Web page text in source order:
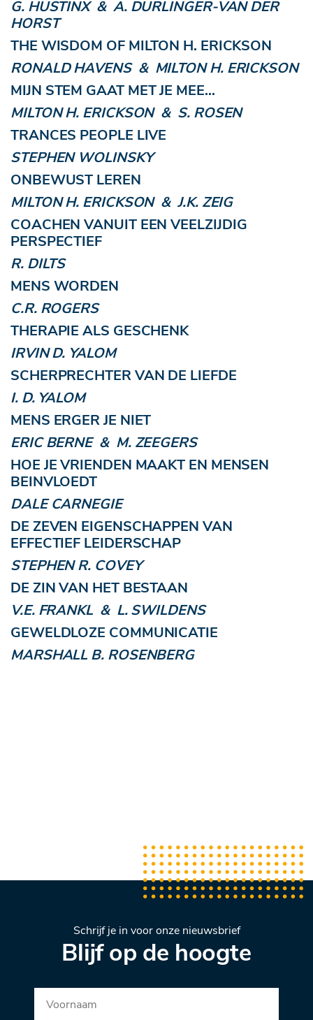
G. HUSTINX & A. DURLINGER-VAN DER
HORST
THE WISDOM OF MILTON H. ERICKSON
RONALD HAVENS & MILTON H. ERICKSON
MIJN STEM GAAT MET JE MEE…
MILTON H. ERICKSON & S. ROSEN
TRANCES PEOPLE LIVE
STEPHEN WOLINSKY
ONBEWUST LEREN
MILTON H. ERICKSON & J.K. ZEIG
COACHEN VANUIT EEN VEELZIJDIG
PERSPECTIEF
R. DILTS
MENS WORDEN
C.R. ROGERS
THERAPIE ALS GESCHENK
IRVIN D. YALOM
SCHERPRECHTER VAN DE LIEFDE
I. D. YALOM
MENS ERGER JE NIET
ERIC BERNE & M. ZEEGERS
HOE JE VRIENDEN MAAKT EN MENSEN
BEINVLOEDT
DALE CARNEGIE
DE ZEVEN EIGENSCHAPPEN VAN
EFFECTIEF LEIDERSCHAP
STEPHEN R. COVEY
DE ZIN VAN HET BESTAAN
V.E. FRANKL & L. SWILDENS
GEWELDLOZE COMMUNICATIE
MARSHALL B. ROSENBERG
Schrijf je in voor onze nieuwsbrief
Blijf op de hoogte